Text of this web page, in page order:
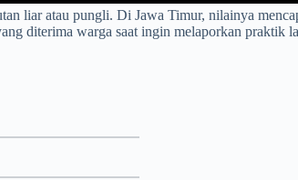
liar atau pungli. Di Jawa Timur, nilainya
diterima warga saat ingin melaporkan praktik